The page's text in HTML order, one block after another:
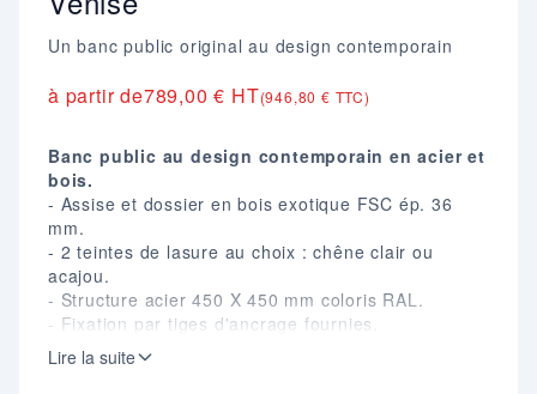
Un banc public original au design contemporain
à partir de789,00 € HT(946,80 € TTC)
Banc public au design contemporain en acier et
bois.
- Assise et dossier en bois exotique FSC ép. 36
mm.
- 2 teintes de lasure au choix : chêne clair ou
acajou.
- Structure acier 450 X 450 mm coloris RAL.
- Fixation par tiges d'ancrage fournies.
Longueur : 1800 mm.
Largeur : 450 mm.
Lire la suite